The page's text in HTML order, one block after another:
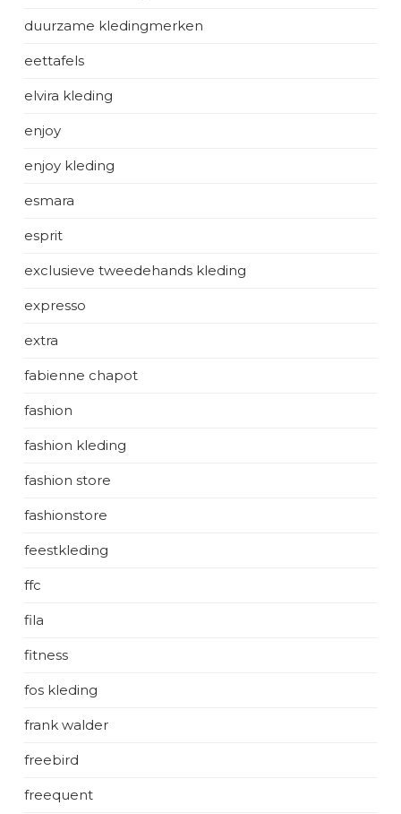
duurzame kledingmerken
eettafels
elvira kleding
enjoy
enjoy kleding
esmara
esprit
exclusieve tweedehands kleding
expresso
extra
fabienne chapot
fashion
fashion kleding
fashion store
fashionstore
feestkleding
ffc
fila
fitness
fos kleding
frank walder
freebird
freequent